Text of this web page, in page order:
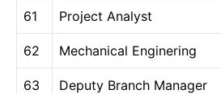
61 Project Analyst
62 Mechanical Enginering
63 Deputy Branch Manager